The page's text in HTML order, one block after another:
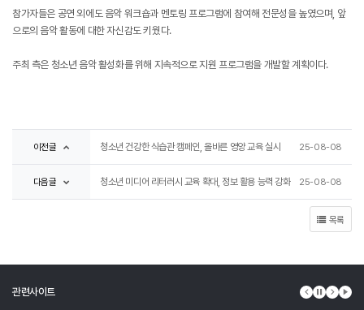
참가자들은 공연 외에도 음악 워크숍과 멘토링 프로그램에 참여해 전문성을 높였으며, 앞
으로의 음악 활동에 대한 자신감도 키웠다.
주최 측은 청소년 음악 활성화를 위해 지속적으로 지원 프로그램을 개발할 계획이다.
이전글 청소년 건강한 식습관 캠페인, 올바른 영양 교육 실시 25-08-08
다음글 청소년 미디어 리터러시 교육 확대, 정보 활용 능력 강화 25-08-08
목록
관련사이트 이전 배너
배너 정지
다음 배
배